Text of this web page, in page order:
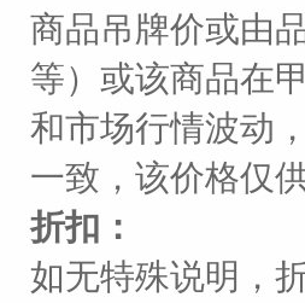
商品吊牌价或由
等）或该商品在
和市场行情波动
一致，该价格仅
折扣：
如无特殊说明，